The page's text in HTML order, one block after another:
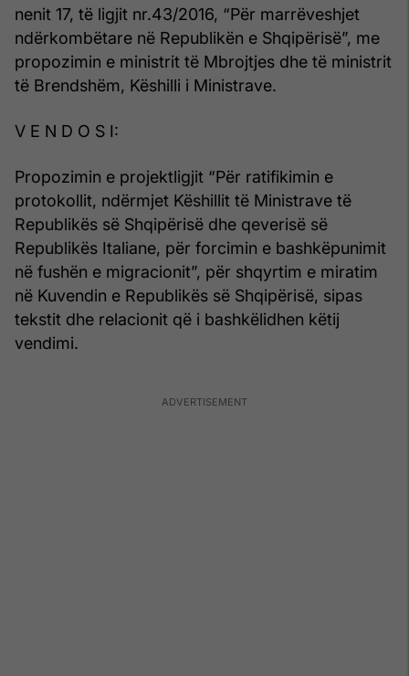
nenit 17, të ligjit nr.43/2016, “Për marrëveshjet
ndërkombëtare në Republikën e Shqipërisë”, me
propozimin e ministrit të Mbrojtjes dhe të ministrit
të Brendshëm, Këshilli i Ministrave.
V E N D O S I:
Propozimin e projektligjit “Për ratifikimin e
protokollit, ndërmjet Këshillit të Ministrave të
Republikës së Shqipërisë dhe qeverisë së
Republikës Italiane, për forcimin e bashkëpunimit
në fushën e migracionit”, për shqyrtim e miratim
në Kuvendin e Republikës së Shqipërisë, sipas
tekstit dhe relacionit që i bashkëlidhen këtij
vendimi.